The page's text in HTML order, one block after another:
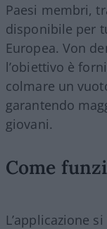
Paesi membri,
disponibile per
Europea. Von
l’obiettivo è
colmare un
garantendo
giovani.
Come
L’applicazione